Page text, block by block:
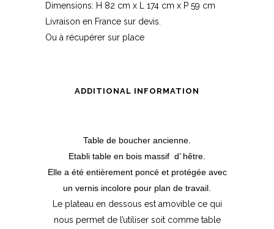
Dimensions: H 82 cm x L 174 cm x P 59 cm
Livraison en France sur devis.
Ou à récupérer sur place
ADDITIONAL INFORMATION
Table de boucher ancienne.
Etabli table en bois massif d’ hêtre.
Elle a été entièrement poncé et protégée avec
un vernis incolore pour plan de travail.
Le plateau en dessous est amovible ce qui
nous permet de l’utiliser soit comme table